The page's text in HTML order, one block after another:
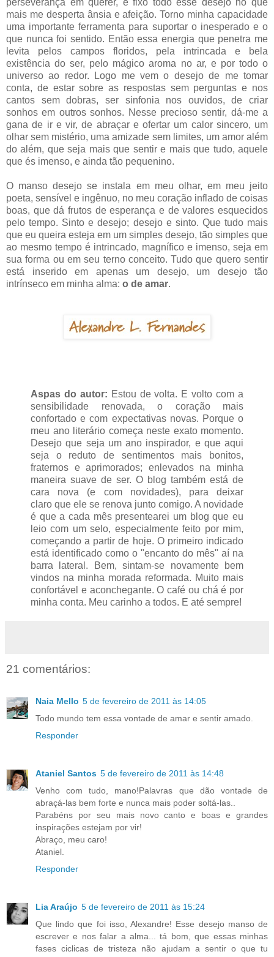
mais me desperta ânsia e afeição. Torno minha capacidade
uma importante ferramenta para suportar o inesperado e o
que nunca foi sentido. Então essa energia que penetra me
levita pelos campos floridos, pela intrincada e bela
existência do ser, pelo mágico aroma no ar, e por todo o
universo ao redor. Logo me vem o desejo de me tomar
conta, de estar sobre as respostas sem perguntas e nos
cantos sem dobras, ser sinfonia nos ouvidos, de criar
sonhos em outros sonhos. Nesse precioso sentir, dá-me a
gana de ir e vir, de abraçar e ofertar um calor sincero, um
olhar sem mistério, uma amizade sem limites, um amor além
do além, que seja mais que sentir e mais que tudo, aquele
que és imenso, e ainda tão pequenino.
O manso desejo se instala em meu olhar, em meu jeito
poeta, sensível e ingênuo, no meu coração inflado de coisas
boas, que dá frutos de esperança e de valores esquecidos
pelo tempo. Sinto e desejo; desejo e sinto. Que tudo mais
que eu queira esteja em um simples desejo, tão simples que
ao mesmo tempo é intrincado, magnífico e imenso, seja em
sua forma ou em seu terno conceito. Tudo que quero sentir
está inserido em apenas um desejo, um desejo tão
intrínseco em minha alma: o de amar.
Aspas do autor: Estou de volta. E volto com a
sensibilidade renovada, o coração mais
confortado e com expectativas novas. Porque o
meu ano literário começa neste exato momento.
Desejo que seja um ano inspirador, e que aqui
seja o reduto de sentimentos mais bonitos,
fraternos e aprimorados; enlevados na minha
maneira suave de ser. O blog também está de
cara nova (e com novidades), para deixar
claro que ele se renova junto comigo. A novidade
é que a cada mês presentearei um blog que eu
leio com um selo, especialmente feito por mim,
começando a partir de hoje. O primeiro indicado
está identificado como o "encanto do mês" aí na
barra lateral. Bem, sintam-se novamente bem
vindos na minha morada reformada. Muito mais
confortável e aconchegante. O café ou chá é por
minha conta. Meu carinho a todos. E até sempre!
21 comentários:
Naia Mello 5 de fevereiro de 2011 às 14:05
Todo mundo tem essa vontade de amar e sentir amado.
Responder
Ataniel Santos 5 de fevereiro de 2011 às 14:48
Venho com tudo, mano!Palavras que dão vontade de
abraçá-las bem forte e nunca mais poder soltá-las..
Parabéns por seu mais novo canto e boas e grandes
inspirações estejam por vir!
Abraço, meu caro!
Ataniel.
Responder
Lia Araújo 5 de fevereiro de 2011 às 15:24
Que lindo que foi isso, Alexandre! Esse desejo manso de
escrever e nos falar a alma... tá bom, que essas minhas
fases ciclicas de tristeza não ajudam a sentir o que tu